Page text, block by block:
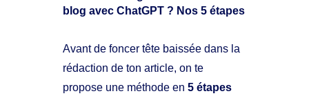
blog avec ChatGPT ? Nos 5 étapes
Avant de foncer tête baissée dans la
rédaction de ton article, on te
propose une méthode en5 étapes